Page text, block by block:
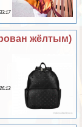
жёлтым)